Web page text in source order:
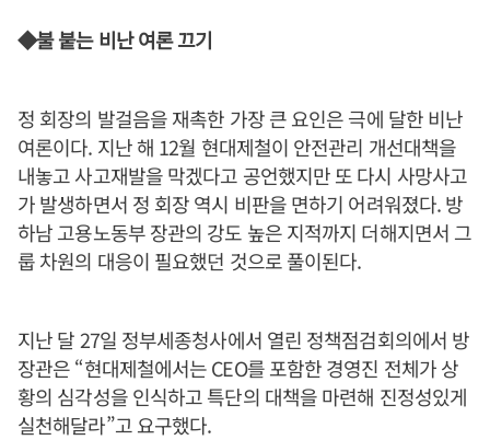
◆불 붙는 비난 여론 끄기
정 회장의 발걸음을 재촉한 가장 큰 요인은 극에 달한 비난
여론이다. 지난 해 12월 현대제철이 안전관리 개선대책을
내놓고 사고재발을 막겠다고 공언했지만 또 다시 사망사고
가 발생하면서 정 회장 역시 비판을 면하기 어려워졌다. 방
하남 고용노동부 장관의 강도 높은 지적까지 더해지면서 그
룹 차원의 대응이 필요했던 것으로 풀이된다.
지난 달 27일 정부세종청사에서 열린 정책점검회의에서 방
장관은 “현대제철에서는 CEO를 포함한 경영진 전체가 상
황의 심각성을 인식하고 특단의 대책을 마련해 진정성있게
실천해달라”고 요구했다.